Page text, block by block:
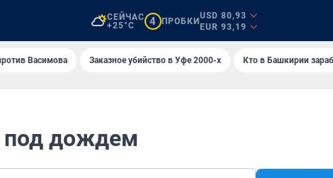
СЕЙЧАС
+25°C
4 ПРОБКИ
USD 80,93
EUR 93,19
Васимова Заказное убийство в Уфе 2000-х Кто в Башкирии
под дождем